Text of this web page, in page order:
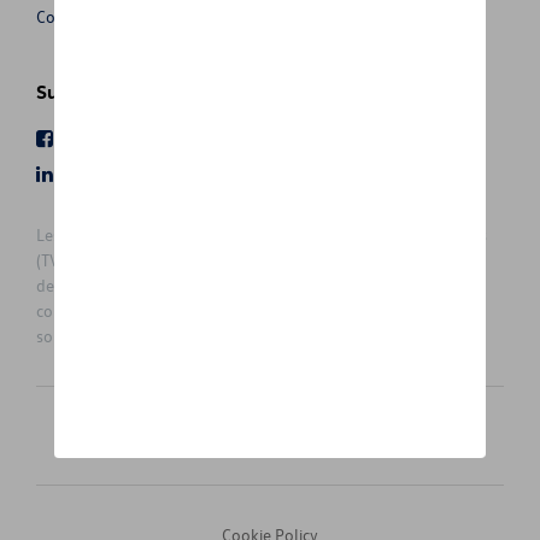
Conditions de vente
Suivez nous
Les prix affichés sur le présent site sont des prix recommandés
(TVAc), hors éventuels frais de montage. Pour connaitre le prix
de vente actuel et les éventuels frais de montage, veuillez
contacter votre concessionnaire/agent. Les prix recommandés
sont sujets à des changements sans préavis.
Cookie Policy